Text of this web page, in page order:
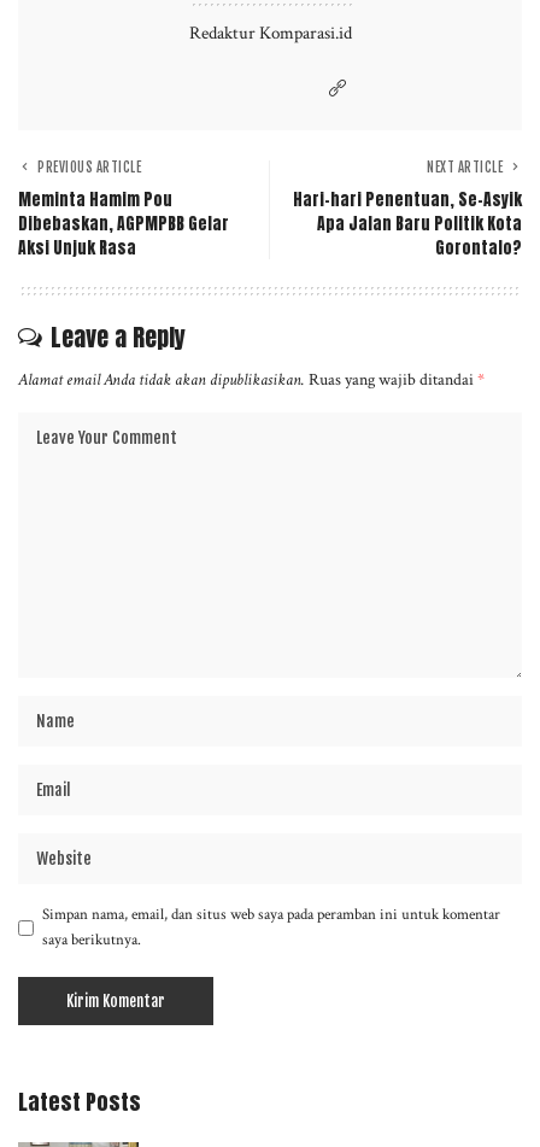
Redaktur Komparasi.id
PREVIOUS ARTICLE
Meminta Hamim Pou
Dibebaskan, AGPMPBB Gelar
Aksi Unjuk Rasa
NEXT ARTICLE
Hari-hari Penentuan, Se-Asyik
Apa Jalan Baru Politik Kota
Gorontalo?
Leave a Reply
Alamat email Anda tidak akan dipublikasikan. Ruas yang wajib ditandai*
Simpan nama, email, dan situs web saya pada peramban ini untuk komentar
saya berikutnya.
Latest Posts